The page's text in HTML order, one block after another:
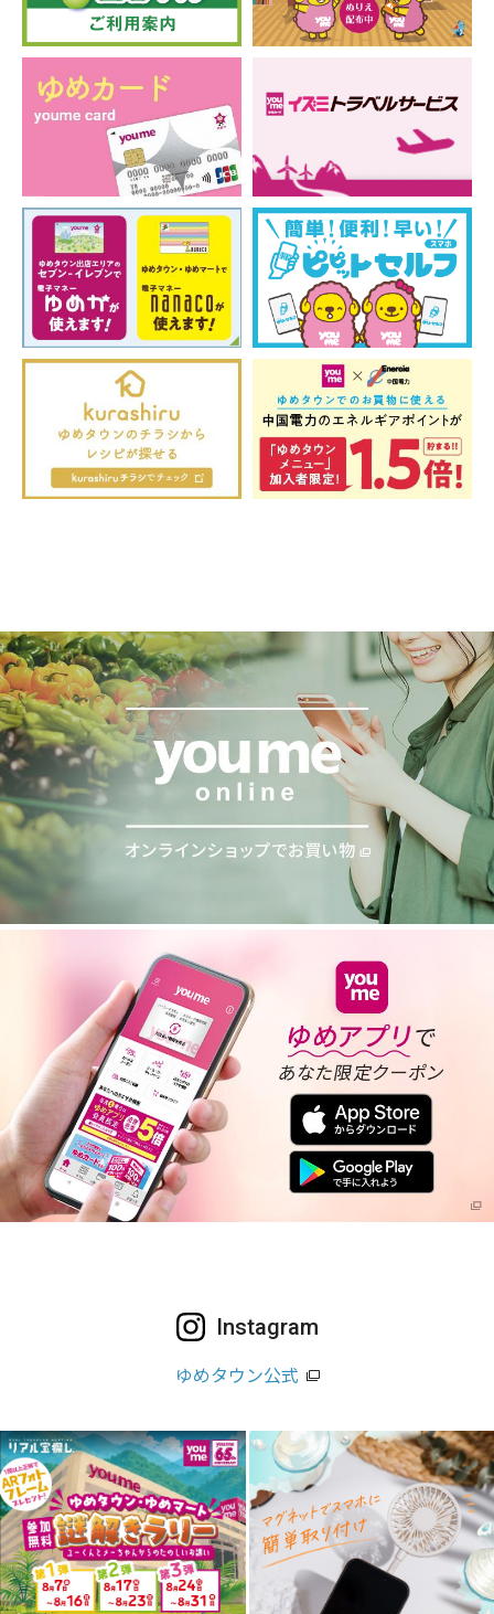
Instagram
ゆめタウン公式